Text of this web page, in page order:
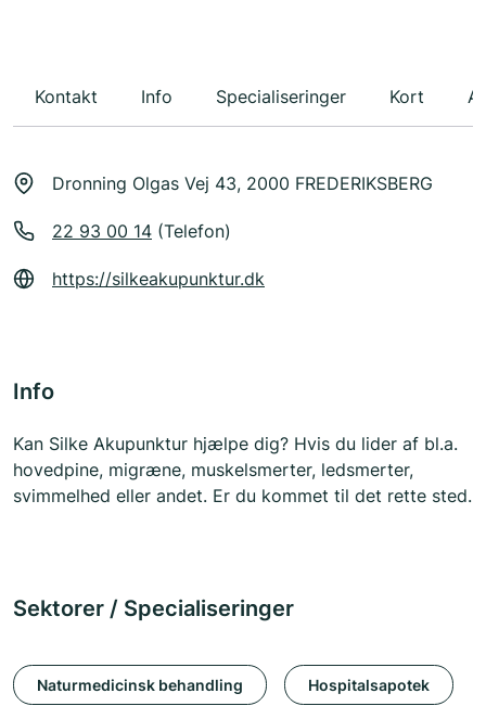
Kontakt Info Specialiseringer Kort
Dronning Olgas Vej 43, 2000 FREDERIKSBERG
22 93 00 14 (Telefon)
https://silkeakupunktur.dk
Info
Kan Silke Akupunktur hjælpe dig? Hvis du lider af bl.a.
hovedpine, migræne, muskelsmerter, ledsmerter,
svimmelhed eller andet. Er du kommet til det rette sted.
Sektorer / Specialiseringer
Naturmedicinsk behandling Hospitalsapotek